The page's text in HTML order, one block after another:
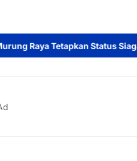
Status Siaga Darurat Karhutla,